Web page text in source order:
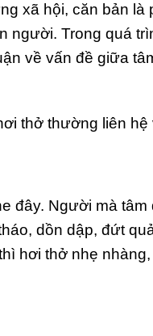
xã hội, căn bản
người. Trong quá
về vấn đề giữa
thở thường liên
đây. Người mà
dồn dập, đứt
hơi thở nhẹ